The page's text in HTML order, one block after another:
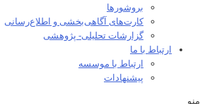
بروشورها
کارت‌های آگاهی‌بخشی و اطلاع‌رسانی
گزارشات تحلیلی- پژوهشی
ارتباط با ما
ارتباط با موسسه
پیشنهادات
منو